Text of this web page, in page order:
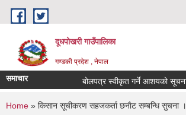
Skip to main content
दूधपोखरी गाउँपालिका
गण्डकी प्रदेश , नेपाल
समाचार बोलपत्र स्वीकृत गर्ने आशयको सूचना
You are here
Home » किसान सूचीकरण सहजकर्ता छनाैट सम्बन्धि सुचना ।